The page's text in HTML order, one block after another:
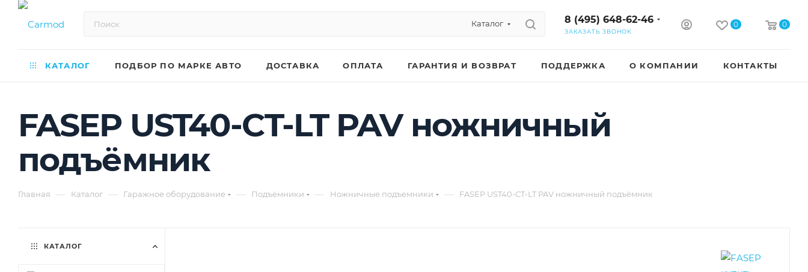
Каталог 8 (495) 648-62-46
ЗАКАЗАТЬ ЗВОНОК
0 0
КАТАЛОГ ПОДБОР ПО МАРКЕ АВТО ДОСТАВКА ОПЛАТА ГАРАНТИЯ И ВОЗВРАТ ПОДДЕРЖКА О КОМПАНИИ КОНТАКТЫ
FASEP UST40-CT-LT PAV ножничный
подъёмник
Главная — Каталог — Гаражное оборудование — Подъёмники — Ножничные подъемники — FASEP UST40-CT-LT PAV ножничный подъёмник
КАТАЛОГ